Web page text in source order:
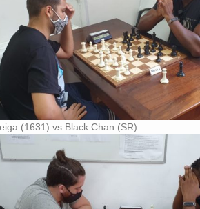
(1631) vs Black Chan (SR)